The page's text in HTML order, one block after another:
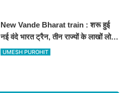
New Vande Bharat train : शरू हुई
नई वंदे भारत ट्रैन, तीन राज्यों के लाखों लोगों
का सफर होगा आसान, देखें पूरा रूटमैप
UMESH PUROHIT